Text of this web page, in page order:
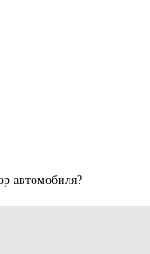
автомобиля?